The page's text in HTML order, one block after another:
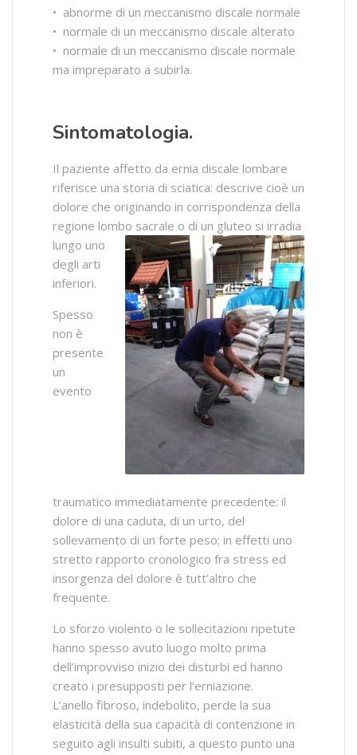
• abnorme di un meccanismo discale normale
• normale di un meccanismo discale alterato
• normale di un meccanismo discale normale
ma impreparato a subirla.
Sintomatologia.
Il paziente affetto da ernia discale lombare
riferisce una storia di sciatica: descrive cioè un
dolore che originando in corrispondenza della
regione lombo sacrale o di un gluteo si irradia
lungo uno
degli arti
inferiori.
Spesso
non è
presente
un
evento
traumatico immediatamente precedente: il
dolore di una caduta, di un urto, del
sollevamento di un forte peso; in effetti uno
stretto rapporto cronologico fra stress ed
insorgenza del dolore è tutt’altro che
frequente.
Lo sforzo violento o le sollecitazioni ripetute
hanno spesso avuto luogo molto prima
dell’improvviso inizio dei disturbi ed hanno
creato i presupposti per l’erniazione.
L’anello fibroso, indebolito, perde la sua
elasticità della sua capacità di contenzione in
seguito agli insulti subiti, a questo punto una